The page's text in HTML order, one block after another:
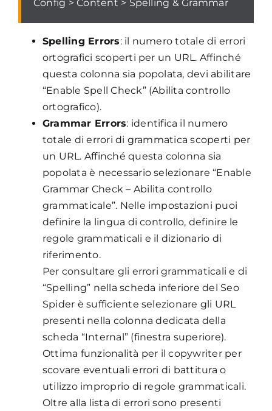
Config > Content > Spelling & Grammar
Spelling Errors: il numero totale di errori
ortografici scoperti per un URL. Affinché
questa colonna sia popolata, devi abilitare
“Enable Spell Check” (Abilita controllo
ortografico).
Grammar Errors: identifica il numero
totale di errori di grammatica scoperti per
un URL. Affinché questa colonna sia
popolata è necessario selezionare “Enable
Grammar Check – Abilita controllo
grammaticale”. Nelle impostazioni puoi
definire la lingua di controllo, definire le
regole grammaticali e il dizionario di
riferimento.
Per consultare gli errori grammaticali e di
“Spelling” nella scheda inferiore del Seo
Spider è sufficiente selezionare gli URL
presenti nella colonna dedicata della
scheda “Internal” (finestra superiore).
Ottima funzionalità per il copywriter per
scovare eventuali errori di battitura o
utilizzo improprio di regole grammaticali.
Oltre alla lista di errori sono presenti